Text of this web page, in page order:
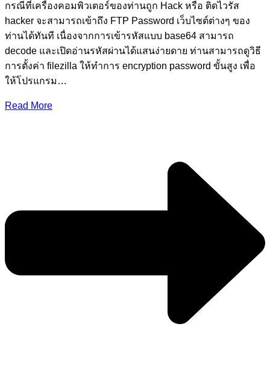
กรณีที่เครื่องคอมพิวเตอร์ของท่านถูก Hack หรือ ติดไวรัส
hacker จะสามารถเข้าถึง FTP Password เว็บไซต์ต่างๆ ของ
ท่านได้ทันที เนื่องจากการเข้ารหัสแบบ base64 สามารถ
decode และเปิดอ่านรหัสผ่านได้แสนง่ายดาย ท่านสามารถดูวิธี
การตั้งค่า filezilla ให้ทำการ encryption password ขั้นสูง เพื่อ
ให้โปรแกรม…
Read More